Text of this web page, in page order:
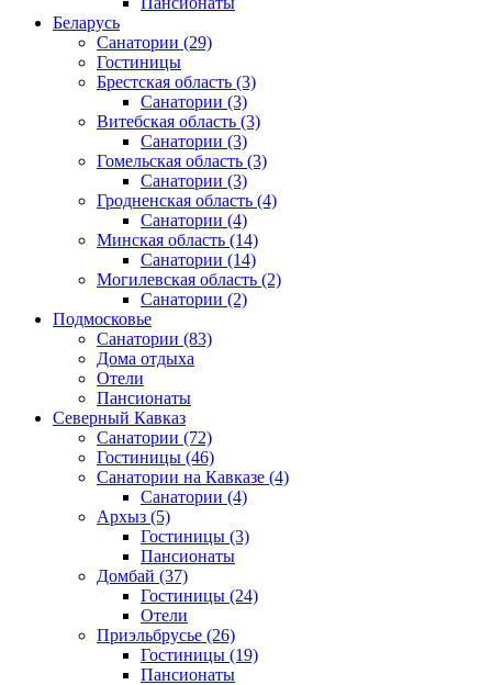
Беларусь
Санатории (29)
Гостиницы
Брестская область (3)
Санатории (3)
Витебская область (3)
Санатории (3)
Гомельская область (3)
Санатории (3)
Гродненская область (4)
Санатории (4)
Минская область (14)
Санатории (14)
Могилевская область (2)
Санатории (2)
Подмосковье
Санатории (83)
Дома отдыха
Отели
Пансионаты
Северный Кавказ
Санатории (72)
Гостиницы (46)
Санатории на Кавказе (4)
Санатории (4)
Архыз (5)
Гостиницы (3)
Пансионаты
Домбай (37)
Гостиницы (24)
Отели
Приэльбрусье (26)
Гостиницы (19)
Пансионаты